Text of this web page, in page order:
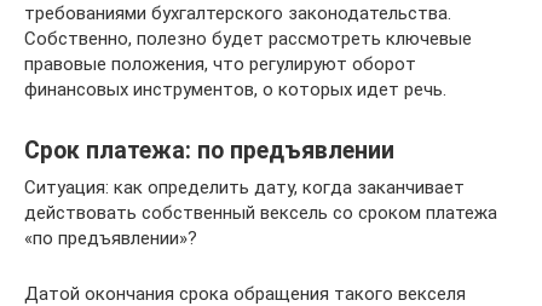
требованиями бухгалтерского законодательства.
Собственно, полезно будет рассмотреть ключевые
правовые положения, что регулируют оборот
финансовых инструментов, о которых идет речь.
Срок платежа: по предъявлении
Ситуация: как определить дату, когда заканчивает
действовать собственный вексель со сроком платежа
«по предъявлении»?
Датой окончания срока обращения такого векселя